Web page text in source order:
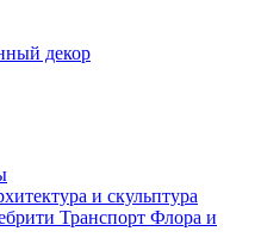
декор
и скульптура
Транспорт Флора и